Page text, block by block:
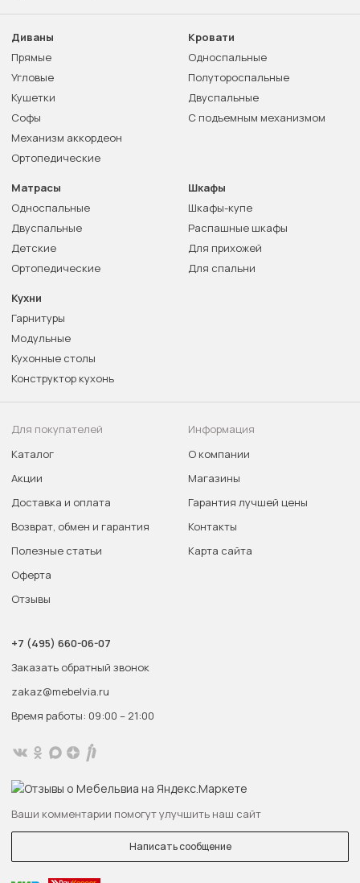
Диваны
Прямые
Угловые
Кушетки
Софы
Механизм аккордеон
Ортопедические
Кровати
Односпальные
Полутороспальные
Двуспальные
С подъемным механизмом
Матрасы
Односпальные
Двуспальные
Детские
Ортопедические
Шкафы
Шкафы-купе
Распашные шкафы
Для прихожей
Для спальни
Кухни
Гарнитуры
Модульные
Кухонные столы
Конструктор кухонь
Для покупателей
Каталог
Акции
Доставка и оплата
Возврат, обмен и гарантия
Полезные статьи
Оферта
Отзывы
Информация
О компании
Магазины
Гарантия лучшей цены
Контакты
Карта сайта
+7 (495) 660-06-07
Заказать обратный звонок
zakaz@mebelvia.ru
Время работы: 09:00 – 21:00
Ваши комментарии помогут улучшить наш сайт
Написать сообщение